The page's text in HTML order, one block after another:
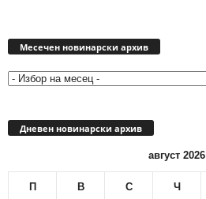
Месечен новинарски архив
Дневен новинарски архив
август 2026
П В С Ч